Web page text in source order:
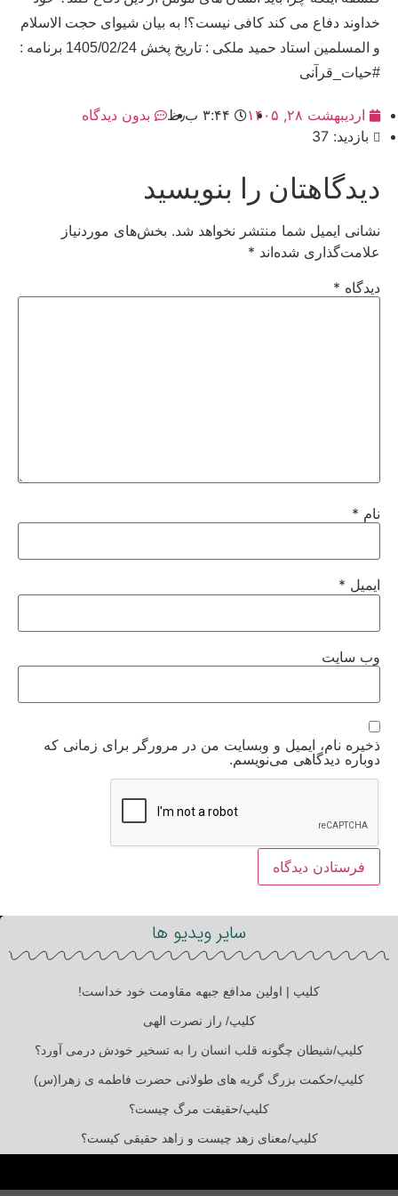
خداوند دفاع می کند کافی نیست؟! به بیان شیوای حجت الاسلام
و المسلمین استاد حمید ملکی : تاریخ پخش 1405/02/24 برنامه :
#حیات_قرآنی
اردیبهشت ۲۸, ۱۴۰۵ ۳:۴۴ ب٫ظ
بدون دیدگاه
بازدید: 37
دیدگاهتان را بنویسید
نشانی ایمیل شما منتشر نخواهد شد. بخش‌های موردنیاز
علامت‌گذاری شده‌اند *
دیدگاه *
نام *
ایمیل *
وب‌ سایت
ذخیره نام، ایمیل و وبسایت من در مرورگر برای زمانی که
دوباره دیدگاهی می‌نویسم.
سایر ویدیو ها
کلیپ | اولین مدافع جبهه مقاومت خود خداست!
کلیپ/ راز نصرت الهی
کلیپ/شیطان چگونه قلب انسان را به تسخیر خودش درمی آورد؟
کلیپ/حکمت بزرگ گریه های طولانی حضرت فاطمه ی زهرا(س)
کلیپ/حقیقت مرگ چیست؟
کلیپ/معنای زهد چیست و زاهد حقیقی کیست؟